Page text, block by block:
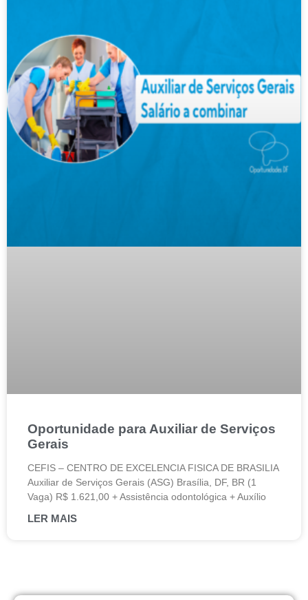
Oportunidade para Auxiliar de Serviços
Gerais
CEFIS – CENTRO DE EXCELENCIA FISICA DE BRASILIA
Auxiliar de Serviços Gerais (ASG) Brasília, DF, BR (1
Vaga) R$ 1.621,00 + Assistência odontológica + Auxílio
LER MAIS